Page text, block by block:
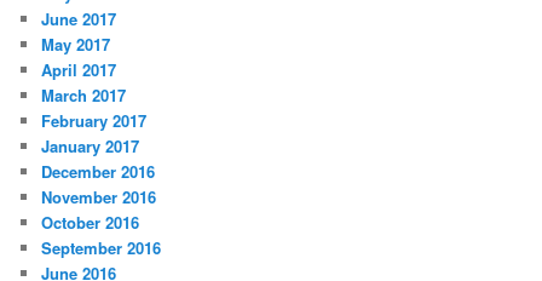
June 2017
May 2017
April 2017
March 2017
February 2017
January 2017
December 2016
November 2016
October 2016
September 2016
June 2016